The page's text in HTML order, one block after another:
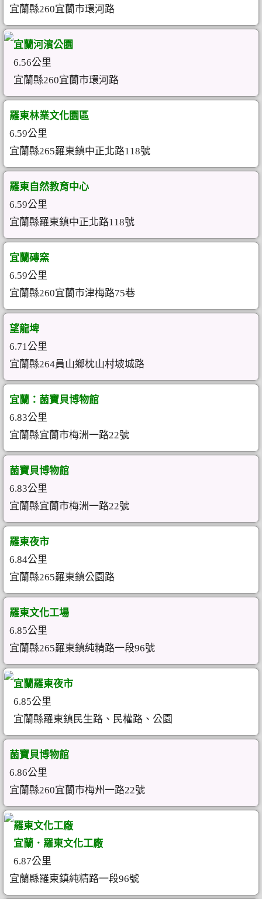
宜蘭縣260宜蘭市環河路
宜蘭河濱公園
6.56公里
宜蘭縣260宜蘭市環河路
羅東林業文化園區
6.59公里
宜蘭縣265羅東鎮中正北路118號
羅東自然教育中心
6.59公里
宜蘭縣羅東鎮中正北路118號
宜蘭磚窯
6.59公里
宜蘭縣260宜蘭市津梅路75巷
望龍埤
6.71公里
宜蘭縣264員山鄉枕山村坡城路
宜蘭：菌寶貝博物館
6.83公里
宜蘭縣宜蘭市梅洲一路22號
菌寶貝博物館
6.83公里
宜蘭縣宜蘭市梅洲一路22號
羅東夜市
6.84公里
宜蘭縣265羅東鎮公園路
羅東文化工場
6.85公里
宜蘭縣265羅東鎮純精路一段96號
宜蘭羅東夜市
6.85公里
宜蘭縣羅東鎮民生路、民權路、公園
菌寶貝博物館
6.86公里
宜蘭縣260宜蘭市梅州一路22號
羅東文化工廠
宜蘭．羅東文化工廠
6.87公里
宜蘭縣羅東鎮純精路一段96號